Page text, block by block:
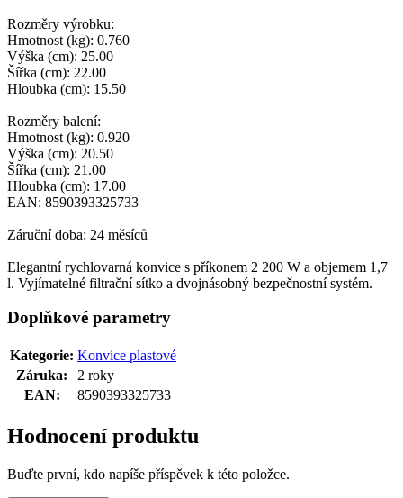
Rozměry výrobku:
Hmotnost (kg): 0.760
Výška (cm): 25.00
Šířka (cm): 22.00
Hloubka (cm): 15.50
Rozměry balení:
Hmotnost (kg): 0.920
Výška (cm): 20.50
Šířka (cm): 21.00
Hloubka (cm): 17.00
EAN: 8590393325733
Záruční doba: 24 měsíců
Elegantní rychlovarná konvice s příkonem 2 200 W a objemem 1,7
l. Vyjímatelné filtrační sítko a dvojnásobný bezpečnostní systém.
Doplňkové parametry
Kategorie: Konvice plastové
Záruka:
2 roky
EAN: 8590393325733
Hodnocení produktu
Buďte první, kdo napíše příspěvek k této položce.